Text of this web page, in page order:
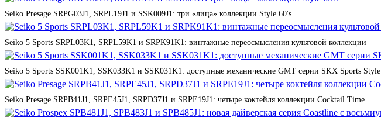
Seiko Presage SRPG03J1, SRPL19J1 и SSK009J1: три «лица» коллекции Style 60's
Seiko 5 Sports SRPL03K1, SRPL59K1 и SRPK91K1: винтажные переосмысления культовой коллекции
Seiko 5 Sports SSK001K1, SSK033K1 и SSK031K1: доступные механические GMT серии SKX Sports Style
Seiko Presage SRPB41J1, SRPE45J1, SRPD37J1 и SRPE19J1: четыре коктейля коллекции Cocktail Time